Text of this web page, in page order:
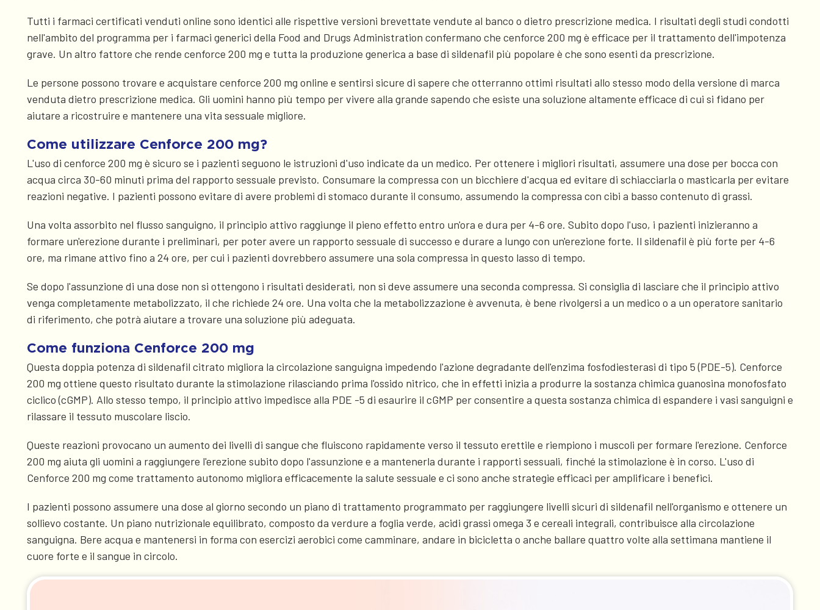
Tutti i farmaci certificati venduti online sono identici alle rispettive versioni brevettate vendute al banco o dietro prescrizione medica. I risultati degli studi condotti
nell'ambito del programma per i farmaci generici della Food and Drugs Administration confermano che cenforce 200 mg è efficace per il trattamento dell'impotenza
grave. Un altro fattore che rende cenforce 200 mg e tutta la produzione generica a base di sildenafil più popolare è che sono esenti da prescrizione.
Le persone possono trovare e acquistare cenforce 200 mg online e sentirsi sicure di sapere che otterranno ottimi risultati allo stesso modo della versione di marca
venduta dietro prescrizione medica. Gli uomini hanno più tempo per vivere alla grande sapendo che esiste una soluzione altamente efficace di cui si fidano per
aiutare a ricostruire e mantenere una vita sessuale migliore.
Come utilizzare Cenforce 200 mg?
L'uso di cenforce 200 mg è sicuro se i pazienti seguono le istruzioni d'uso indicate da un medico. Per ottenere i migliori risultati, assumere una dose per bocca con
acqua circa 30-60 minuti prima del rapporto sessuale previsto. Consumare la compressa con un bicchiere d'acqua ed evitare di schiacciarla o masticarla per evitare
reazioni negative. I pazienti possono evitare di avere problemi di stomaco durante il consumo, assumendo la compressa con cibi a basso contenuto di grassi.
Una volta assorbito nel flusso sanguigno, il principio attivo raggiunge il pieno effetto entro un'ora e dura per 4-6 ore. Subito dopo l'uso, i pazienti inizieranno a
formare un'erezione durante i preliminari, per poter avere un rapporto sessuale di successo e durare a lungo con un'erezione forte. Il sildenafil è più forte per 4-6
ore, ma rimane attivo fino a 24 ore, per cui i pazienti dovrebbero assumere una sola compressa in questo lasso di tempo.
Se dopo l'assunzione di una dose non si ottengono i risultati desiderati, non si deve assumere una seconda compressa. Si consiglia di lasciare che il principio attivo
venga completamente metabolizzato, il che richiede 24 ore. Una volta che la metabolizzazione è avvenuta, è bene rivolgersi a un medico o a un operatore sanitario
di riferimento, che potrà aiutare a trovare una soluzione più adeguata.
Come funziona Cenforce 200 mg
Questa doppia potenza di sildenafil citrato migliora la circolazione sanguigna impedendo l'azione degradante dell'enzima fosfodiesterasi di tipo 5 (PDE-5). Cenforce
200 mg ottiene questo risultato durante la stimolazione rilasciando prima l'ossido nitrico, che in effetti inizia a produrre la sostanza chimica guanosina monofosfato
ciclico (cGMP). Allo stesso tempo, il principio attivo impedisce alla PDE -5 di esaurire il cGMP per consentire a questa sostanza chimica di espandere i vasi sanguigni e
rilassare il tessuto muscolare liscio.
Queste reazioni provocano un aumento dei livelli di sangue che fluiscono rapidamente verso il tessuto erettile e riempiono i muscoli per formare l'erezione. Cenforce
200 mg aiuta gli uomini a raggiungere l'erezione subito dopo l'assunzione e a mantenerla durante i rapporti sessuali, finché la stimolazione è in corso. L'uso di
Cenforce 200 mg come trattamento autonomo migliora efficacemente la salute sessuale e ci sono anche strategie efficaci per amplificare i benefici.
I pazienti possono assumere una dose al giorno secondo un piano di trattamento programmato per raggiungere livelli sicuri di sildenafil nell'organismo e ottenere un
sollievo costante. Un piano nutrizionale equilibrato, composto da verdure a foglia verde, acidi grassi omega 3 e cereali integrali, contribuisce alla circolazione
sanguigna. Bere acqua e mantenersi in forma con esercizi aerobici come camminare, andare in bicicletta o anche ballare quattro volte alla settimana mantiene il
cuore forte e il sangue in circolo.